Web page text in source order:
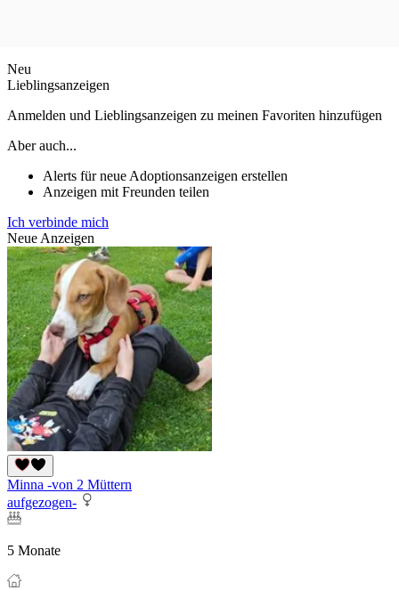
Neu
Lieblingsanzeigen
Anmelden und Lieblingsanzeigen zu meinen Favoriten hinzufügen
Aber auch...
Alerts für neue Adoptionsanzeigen erstellen
Anzeigen mit Freunden teilen
Ich verbinde mich
Neue Anzeigen
Minna -von 2 Müttern
aufgezogen-
5 Monate